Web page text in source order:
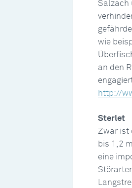
Salzach
wie
an den
http://
Sterlet
Zwar ist
bis 1,2
eine